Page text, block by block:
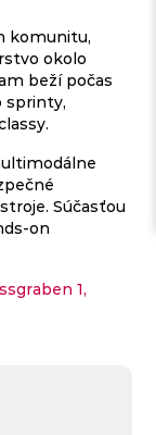
komunitu,
okolo
beží počas
sprinty,
Súčasťou
on
1,